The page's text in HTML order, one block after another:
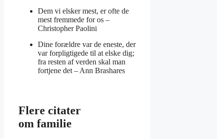
Dem vi elsker mest, er ofte de
mest fremmede for os –
Christopher Paolini
Dine forældre var de eneste, der
var forpligtigede til at elske dig;
fra resten af verden skal man
fortjene det – Ann Brashares
Flere citater
om familie